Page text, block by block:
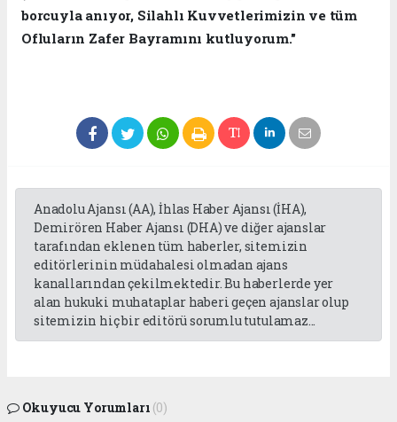
borcuyla anıyor, Silahlı Kuvvetlerimizin ve tüm
Ofluların Zafer Bayramını kutluyorum."
Anadolu Ajansı (AA), İhlas Haber Ajansı (İHA),
Demirören Haber Ajansı (DHA) ve diğer ajanslar
tarafından eklenen tüm haberler, sitemizin
editörlerinin müdahalesi olmadan ajans
kanallarından çekilmektedir. Bu haberlerde yer
alan hukuki muhataplar haberi geçen ajanslar olup
sitemizin hiç bir editörü sorumlu tutulamaz...
Okuyucu Yorumları (0)